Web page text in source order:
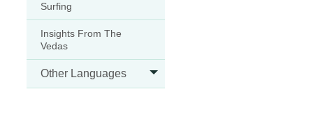
Surfing
Insights From The
Vedas
Other Languages